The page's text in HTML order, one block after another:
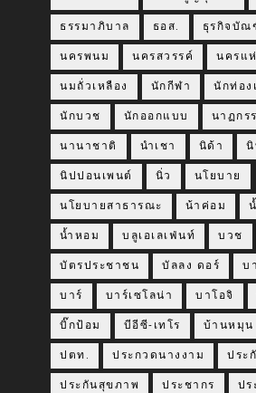
ธรรมาภิบาล ธอส. ธุรกิจบัณ
นครพนม นครสวรรค์ นครแ
นมถั่วเหลือง นักกีฬา นักท่อง
นักบวช นักออกแบบ นาฏกร
นานาชาติ นำเชา นิด้า
นิปปอนเพนต์ นิ่ว นโยบาย
นโยบายสาธารณะ น้าค่อม
น้ำหอม บลูเอเลเฟ่นท์ บวช
บัตรประชาชน บัลลง ดอร์ บ
บาร์ บาร์เซโลน่า บาโอจิ
บิ๊กป้อม บีอีซี-เทโร บ้านหมุน
ปตท. ประกวดนางงาม ประ
ประกันสุขภาพ ประชากร ปร